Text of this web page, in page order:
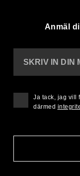
Anmäl
SKRIV IN DIN
Ja tack, jag vill
därmed